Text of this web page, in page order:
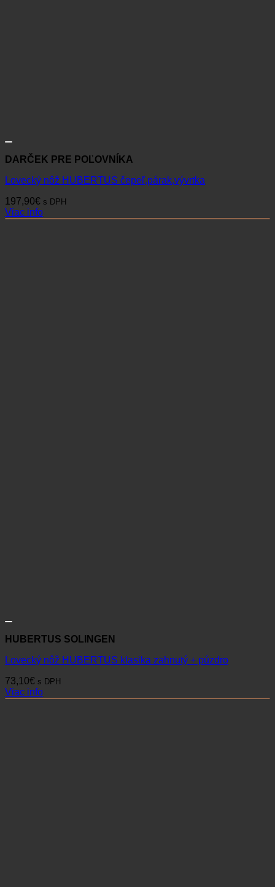
DARČEK PRE POĽOVNÍKA
Lovecký nôž HUBERTUS čepeľ,párak,vývrtka
197,90€ s DPH
Viac info
HUBERTUS SOLINGEN
Lovecký nôž HUBERTUS klasika zahnutý + púzdro
73,10€ s DPH
Viac info